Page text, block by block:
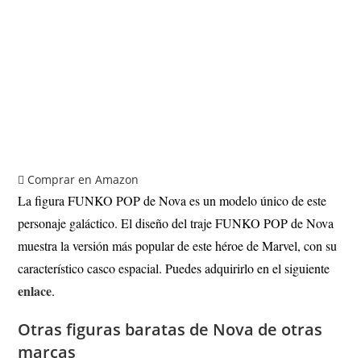
Comprar en Amazon
La figura FUNKO POP de Nova es un modelo único de este
personaje galáctico. El diseño del traje FUNKO POP de Nova
muestra la versión más popular de este héroe de Marvel, con su
característico casco espacial. Puedes adquirirlo en el siguiente
enlace.
Otras figuras baratas de Nova de otras
marcas